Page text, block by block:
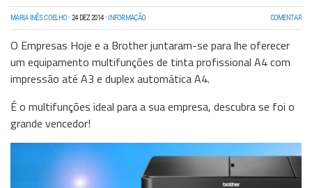
MARIA INÊS COELHO·24 DEZ 2014· INFORMAÇÃO COMENTAR
O Empresas Hoje e a Brother juntaram-se para lhe oferecer
um equipamento multifunções de tinta profissional A4 com
impressão até A3 e duplex automática A4.
É o multifunções ideal para a sua empresa, descubra se foi o
grande vencedor!